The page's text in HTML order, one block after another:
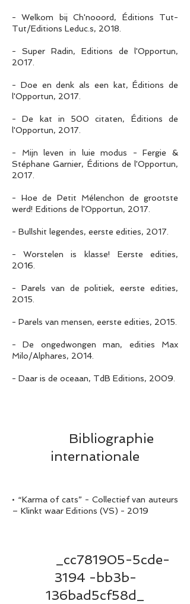
- Welkom bij Ch'nooord, Éditions Tut-
Tut/Editions Leduc.s, 2018.
- Super Radin, Editions de l'Opportun,
2017.
- Doe en denk als een kat, Éditions de
l'Opportun, 2017.
- De kat in 500 citaten, Éditions de
l'Opportun, 2017.
- Mijn leven in luie modus - Fergie &
Stéphane Garnier, Éditions de l'Opportun,
2017.
- Hoe de Petit Mélenchon de grootste
werd! Editions de l'Opportun, 2017.
- Bullshit legendes, eerste edities, 2017.
- Worstelen is klasse! Eerste edities,
2016.
- Parels van de politiek, eerste edities,
2015.
- Parels van mensen, eerste edities, 2015.
- De ongedwongen man, edities Max
Milo/Alphares, 2014.
- Daar is de oceaan, TdB Editions, 2009.
Bibliographie
internationale
• “Karma of cats” - Collectief van auteurs
– Klinkt waar Editions (VS) - 2019
_cc781905-5cde-
3194 -bb3b-
136bad5cf58d_